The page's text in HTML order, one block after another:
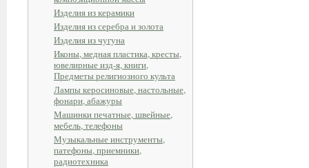
Изделия из керамики
Изделия из серебра и золота
Изделия из чугуна
Иконы, медная пластика, кресты,
ювелирные изд-я, книги,
Предметы религиозного культа
Лампы керосиновые, настольные,
фонари, абажуры
Машинки печатные, швейные,
мебель, телефоны
Музыкальные инструменты,
патефоны, приемники,
радиотехника